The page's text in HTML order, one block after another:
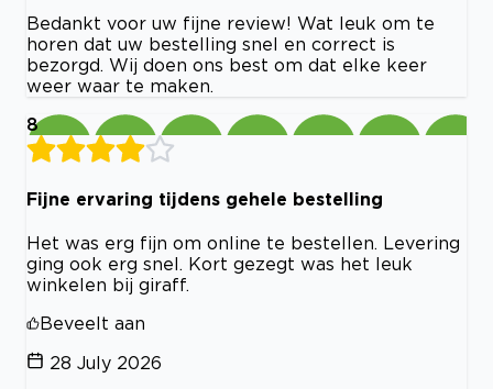
Bedankt voor uw fijne review! Wat leuk om te
horen dat uw bestelling snel en correct is
bezorgd. Wij doen ons best om dat elke keer
weer waar te maken.
8
Fijne ervaring tijdens gehele bestelling
Het was erg fijn om online te bestellen. Levering
ging ook erg snel. Kort gezegt was het leuk
winkelen bij giraff.
Beveelt aan
28 July 2026